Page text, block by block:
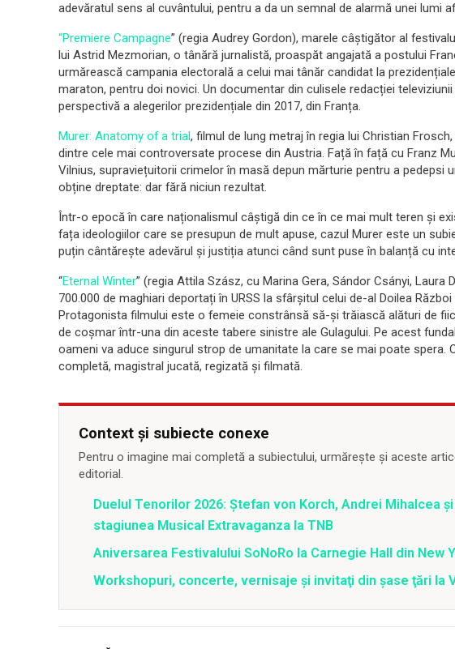
adevăratul sens al cuvântului, pentru a da un semnal de alarmă unei lumi
“Premiere Campagne” (regia Audrey Gordon), marele câștigător al
lui Astrid Mezmorian, o tânără jurnalistă, proaspăt angajată a postului
urmărească campania electorală a celui mai tânăr candidat la
maraton, pentru doi novici. Un documentar din culisele redacției
perspectivă a alegerilor prezidențiale din 2017, din Franța.
Murer: Anatomy of a trial, filmul de lung metraj în regia lui Christian
dintre cele mai controversate procese din Austria. Față în față cu Franz
Vilnius, supraviețuitorii crimelor în masă depun mărturie pentru a pedepsi
obține dreptate: dar fără niciun rezultat.
Într-o epocă în care naționalismul câștigă din ce în ce mai mult teren și
fața ideologiilor care se presupun de mult apuse, cazul Murer este un
puțin cântărește adevărul și justiția atunci când sunt puse în balanță cu
“Eternal Winter” (regia Attila Szász, cu Marina Gera, Sándor Csányi,
700.000 de maghiari deportați în URSS la sfârșitul celui de-al Doilea
Protagonista filmului este o femeie constrânsă să-și trăiască alături de
de coșmar într-una din aceste tabere sinistre ale Gulagului. Pe acest
oameni va aduce singurul strop de umanitate la care se mai poate spera.
completă, magistral jucată, regizată și filmată.
Context și subiecte conexe
Pentru o imagine mai completă a subiectului, urmărește și aceste
editorial.
Duelul Tenorilor 2026: Ștefan von Korch, Andrei Mihalcea
stagiunea Musical Extravaganza la TNB
Aniversarea Festivalului SoNoRo la Carnegie Hall din New
Workshopuri, concerte, vernisaje şi invitaţi din şase ţări la